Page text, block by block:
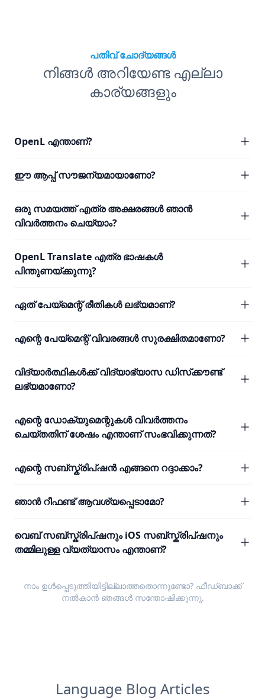
പതിവ് ചോദ്യങ്ങൾ
നിങ്ങൾ അറിയേണ്ട എല്ലാ
കാര്യങ്ങളും
OpenL എന്താണ്?
ഈ ആപ്പ് സൗജന്യമായാണോ?
ഒരു സമയത്ത് എത്ര അക്ഷരങ്ങൾ ഞാൻ
വിവർത്തനം ചെയ്യാം?
OpenL Translate എത്ര ഭാഷകൾ
പിന്തുണയ്ക്കുന്നു?
ഏത് പേയ്മെന്റ് രീതികൾ ലഭ്യമാണ്?
എന്റെ പേയ്മെന്റ് വിവരങ്ങൾ സുരക്ഷിതമാണോ?
വിദ്യാർത്ഥികൾക്ക് വിദ്യാഭ്യാസ ഡിസ്‌ക്കൗണ്ട്
ലഭ്യമാണോ?
എന്റെ ഡോക്യുമെന്റുകൾ വിവർത്തനം
ചെയ്തതിന് ശേഷം എന്താണ് സംഭവിക്കുന്നത്?
എന്റെ സബ്സ്ക്രിപ്ഷൻ എങ്ങനെ റദ്ദാക്കാം?
ഞാൻ റീഫണ്ട് ആവശ്യപ്പെടാമോ?
വെബ് സബ്സ്ക്രിപ്ഷനും iOS സബ്സ്ക്രിപ്ഷനും
തമ്മിലുള്ള വ്യത്യാസം എന്താണ്?
നാം ഉൾപ്പെടുത്തിയിട്ടില്ലാത്തതൊന്നുണ്ടോ? ഫീഡ്ബാക്ക്
നൽകാൻ ഞങ്ങൾ സന്തോഷിക്കുന്നു.
Language Blog Articles